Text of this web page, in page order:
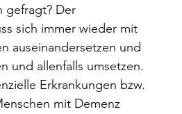
gefragt? Der
sich immer wieder mit
auseinandersetzen und
und allenfalls umsetzen.
Erkrankungen bzw.
mit Demenz